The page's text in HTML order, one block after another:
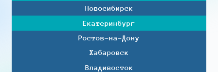
Новосибирск
Екатеринбург
Ростов-на-Дону
Хабаровск
Владивосток